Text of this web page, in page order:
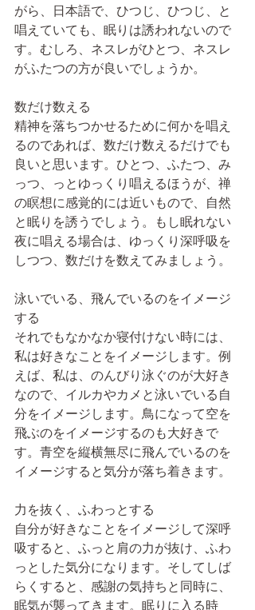
がら、日本語で、ひつじ、ひつじ、と
唱えていても、眠りは誘われないので
す。むしろ、ネスレがひとつ、ネスレ
がふたつの方が良いでしょうか。
数だけ数える
精神を落ちつかせるために何かを唱え
るのであれば、数だけ数えるだけでも
良いと思います。ひとつ、ふたつ、み
っつ、っとゆっくり唱えるほうが、禅
の瞑想に感覚的には近いもので、自然
と眠りを誘うでしょう。もし眠れない
夜に唱える場合は、ゆっくり深呼吸を
しつつ、数だけを数えてみましょう。
泳いでいる、飛んでいるのをイメージ
する
それでもなかなか寝付けない時には、
私は好きなことをイメージします。例
えば、私は、のんびり泳ぐのが大好き
なので、イルカやカメと泳いでいる自
分をイメージします。鳥になって空を
飛ぶのをイメージするのも大好きで
す。青空を縦横無尽に飛んでいるのを
イメージすると気分が落ち着きます。
力を抜く、ふわっとする
自分が好きなことをイメージして深呼
吸すると、ふっと肩の力が抜け、ふわ
っとした気分になります。そしてしば
らくすると、感謝の気持ちと同時に、
眠気が襲ってきます。眠りに入る時